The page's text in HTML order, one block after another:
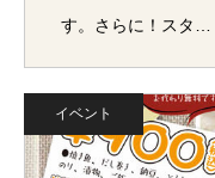
す。さらに！スタ…
イベント